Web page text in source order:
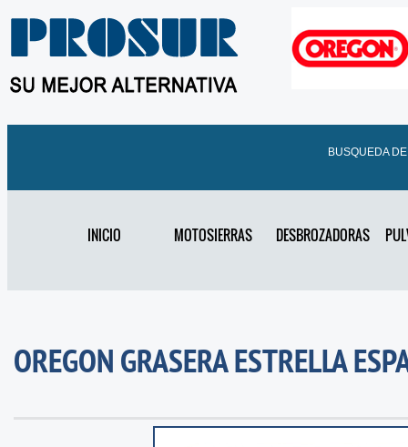
BUSQUEDA
INICIO MOTOSIERRAS DESBROZADORAS
OREGON GRASERA ESTRELLA